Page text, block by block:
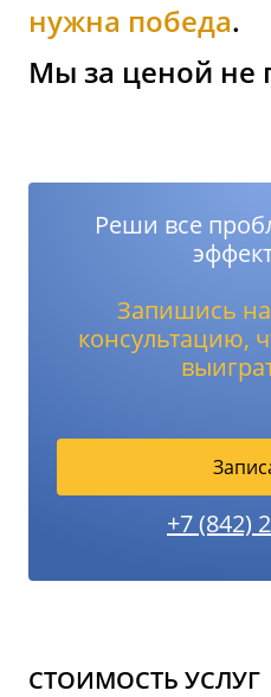
нужна победа.
Мы за ценой не
Реши все
Запишись
консультацию,
+7 (842)
СТОИМОСТЬ УСЛУГ